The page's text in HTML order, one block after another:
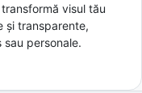
visul tău
și transparente,
personale.